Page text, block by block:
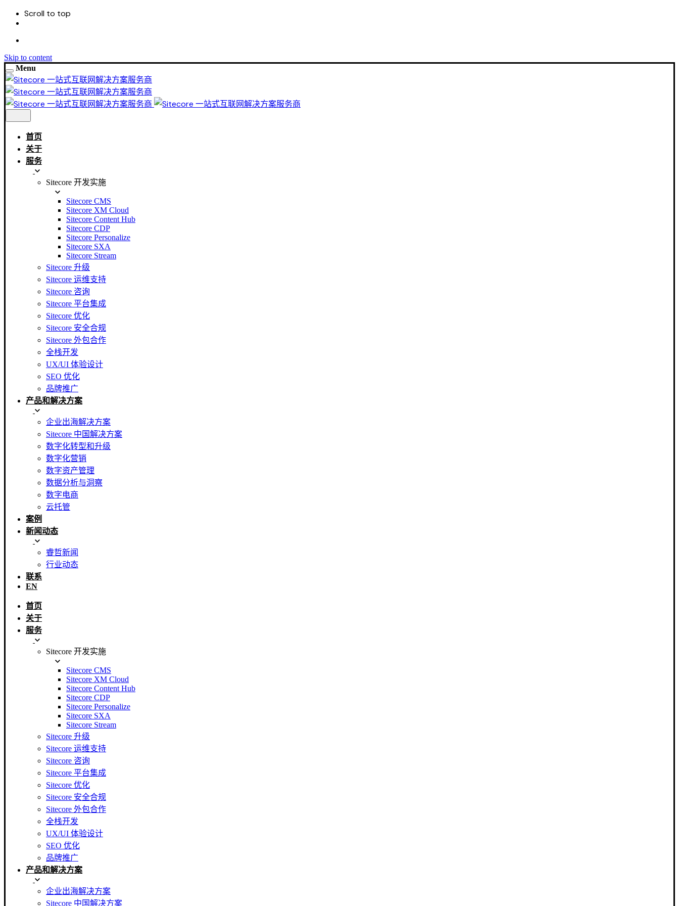
Scroll to top
Skip to content
Menu
首页
关于
服务
Sitecore 开发实施
Sitecore CMS
Sitecore XM Cloud
Sitecore Content Hub
Sitecore CDP
Sitecore Personalize
Sitecore SXA
Sitecore Stream
Sitecore 升级
Sitecore 运维支持
Sitecore 咨询
Sitecore 平台集成
Sitecore 优化
Sitecore 安全合规
Sitecore 外包合作
全栈开发
UX/UI 体验设计
SEO 优化
品牌推广
产品和解决方案
企业出海解决方案
Sitecore 中国解决方案
数字化转型和升级
数字化营销
数字资产管理
数据分析与洞察
数字电商
云托管
案例
新闻动态
睿哲新闻
行业动态
联系
EN
首页
关于
服务
Sitecore 开发实施
Sitecore CMS
Sitecore XM Cloud
Sitecore Content Hub
Sitecore CDP
Sitecore Personalize
Sitecore SXA
Sitecore Stream
Sitecore 升级
Sitecore 运维支持
Sitecore 咨询
Sitecore 平台集成
Sitecore 优化
Sitecore 安全合规
Sitecore 外包合作
全栈开发
UX/UI 体验设计
SEO 优化
品牌推广
产品和解决方案
企业出海解决方案
Sitecore 中国解决方案